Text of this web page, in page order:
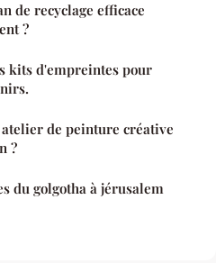
de recyclage efficace
?
kits d'empreintes pour
de peinture créative
?
du golgotha à jérusalem